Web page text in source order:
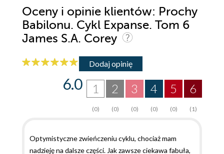
Oceny i opinie klientów: Prochy
Babilonu. Cykl Expanse. Tom 6
James S.A. Corey
Dodaj opinię
6
(1)
5
(0)
4
(0)
3
(0)
2
(0)
1
(0)
6.0
Optymistyczne zwieńczeniu cyklu, chociaż mam
nadzieję na dalsze części. Jak zawsze ciekawa fabuła,